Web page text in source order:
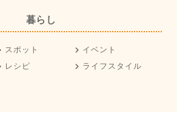
暮らし
スポット
イベント
レシピ
ライフスタイル